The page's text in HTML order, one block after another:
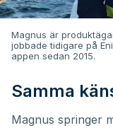
Magnus är
jobbade tidigare på
appen sedan 2015.
Samma
Magnus springer